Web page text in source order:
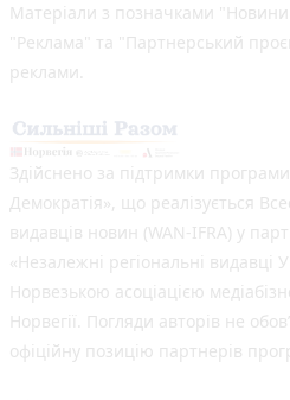
Матеріали з позначками
"Реклама" та "Партнерський
реклами.
Здійснено за підтримки
Демократія», що реалізується
видавців новин (WAN-IFRA) у
«Незалежні регіональні видавці
Норвезькою асоціацією
Норвегії. Погляди авторів не
офіційну позицію партнерів